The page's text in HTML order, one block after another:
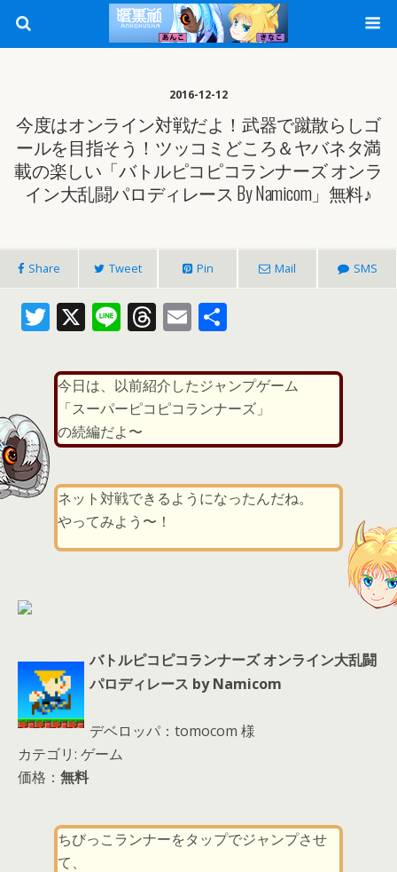
2016-12-12
今度はオンライン対戦だよ！武器で蹴散らしゴ
ールを目指そう！ツッコミどころ＆ヤバネタ満
載の楽しい「バトルピコピコランナーズ オンラ
イン大乱闘パロディレース By Namicom」無料♪
Share Tweet Pin Mail SMS
T
itt
er
X Li
e
T
re
a
s
E
ai
l
今日は、以前紹介したジャンプゲーム
「スーパーピコピコランナーズ」
の続編だよ〜
ネット対戦できるようになったんだね。
やってみよう〜！
バトルピコピコランナーズ オンライン大乱闘
パロディレース by Namicom
デベロッパ：tomocom 様
カテゴリ: ゲーム
価格： 無料
ちびっこランナーをタップでジャンプさせ
て、